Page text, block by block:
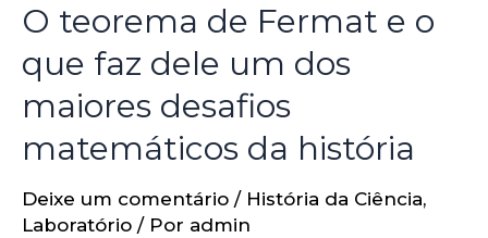
O teorema de Fermat e o
que faz dele um dos
maiores desafios
matemáticos da história
Deixe um comentário / História da Ciência,
Laboratório / Por admin